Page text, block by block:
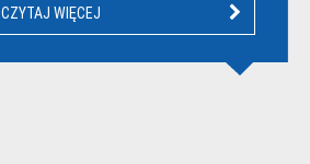
CZYTAJ WIĘCEJ